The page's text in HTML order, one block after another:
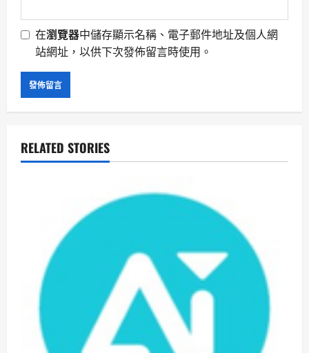
在瀏覽器中儲存顯示名稱、電子郵件地址及個人網
站網址，以供下次發佈留言時使用。
RELATED STORIES